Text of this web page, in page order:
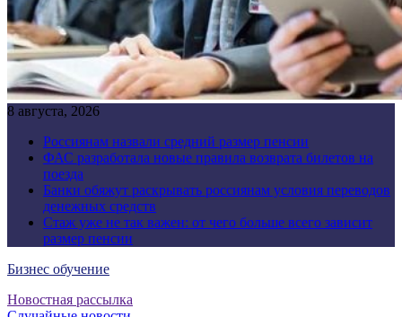
8 августа, 2026
Россиянам назвали средний размер пенсии
ФАС разработала новые правила возврата билетов на
поезда
Банки обяжут раскрывать россиянам условия переводов
денежных средств
Стаж уже не так важен: от чего больше всего зависит
размер пенсии
Бизнес обучение
Новостная рассылка